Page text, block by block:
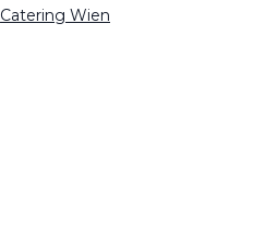
Catering Wien